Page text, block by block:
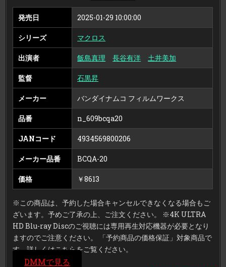
え
リ
マ
ス
タ
ッ
（4K
ULTRA
HD
＆
定
ULTRA
＋
ブ
ル
ー
レ
イ）
発売日 2025-01-29 10:00:00
シリーズ マクロス
出演者 飯島真理 長谷有洋 土井美加
監督 石黒昇
メーカー バンダイナムコ フィルムワークス
品番 n_609bcqa20
JANコード 4934569800206
メーカー品番 BCQA-20
価格 ￥8613
※この商品は、予約した場合キャンセルできなくなる場合もご
ざいます。予めご了承の上、ご注文ください。 ※4K ULTRA
HD Blu-ray Discのご視聴には専用再生対応機器が必要となり
ますのでご注意ください。 「予約商品の価格保証」対象商品で
す。詳しくはこちらをご覧ください。
DMMで見る